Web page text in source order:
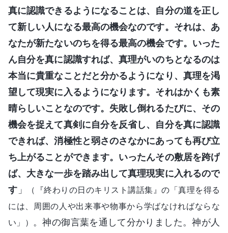
真に認識できるようになることは、自分の道を正し
て新しい人になる最高の機会なのです。それは、あ
なたが新たないのちを得る最高の機会です。いった
ん自分を真に認識すれば、真理がいのちとなるのは
本当に貴重なことだと分かるようになり、真理を渇
望して現実に入るようになります。それはかくも素
晴らしいことなのです。失敗し倒れるたびに、その
機会を捉えて真剣に自分を反省し、自分を真に認識
できれば、消極性と弱さのさなかにあっても再び立
ち上がることができます。いったんその敷居を跨げ
ば、大きな一歩を踏み出して真理現実に入れるので
す 」
（『終わりの日のキリスト講話集』の「真理を得る
には、周囲の人や出来事や物事から学ばなければならな
い」） 。神の御言葉を通して分かりました。神が人